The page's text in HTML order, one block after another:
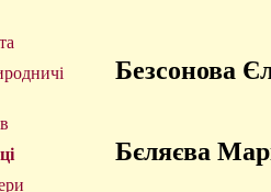
Безсонова
Бєляєва